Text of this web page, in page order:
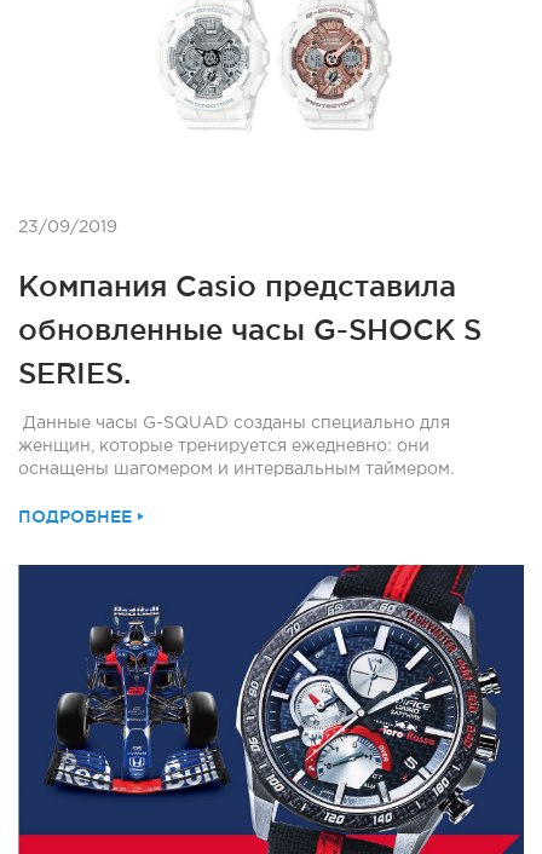
23/09/2019
Компания Casio представила
обновленные часы G-SHOCK S
SERIES.
Данные часы G-SQUAD созданы специально для
женщин, которые тренируется ежедневно: они
оснащены шагомером и интервальным таймером.
ПОДРОБНЕЕ